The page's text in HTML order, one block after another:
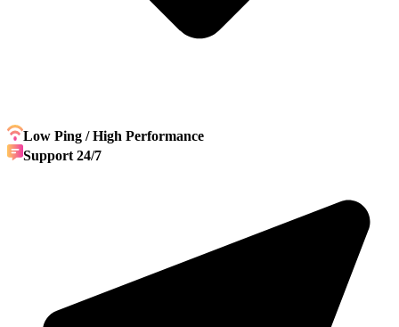
Low Ping / High Performance
Support 24/7